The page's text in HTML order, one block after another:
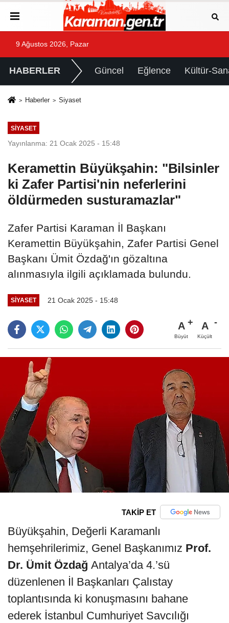
9 Ağustos 2026, Pazar
HABERLER Güncel Eğlence Kültür-
Haberler Siyaset
SIYASET
Yayınlanma: 21 Ocak 2025 - 15:48
Keramettin Büyükşahin: "Bilsinler
ki Zafer Partisi'nin neferlerini
öldürmeden susturamazlar"
Zafer Partisi Karaman İl Başkanı
Keramettin Büyükşahin, Zafer Partisi Genel
Başkanı Ümit Özdağ'ın gözaltına
alınmasıyla ilgili açıklamada bulundu.
SIYASET 21 Ocak 2025 - 15:48
A
Büyüt
A
Küçült
TAKİP ET
Büyükşahin, Değerli Karamanlı
hemşehrilerimiz, Genel Başkanımız Prof.
Dr. Ümit Özdağ Antalya’da 4.’sü
düzenlenen İl Başkanları Çalıstay
toplantısında ki konuşmasını bahane
ederek İstanbul Cumhuriyet Savcılığı